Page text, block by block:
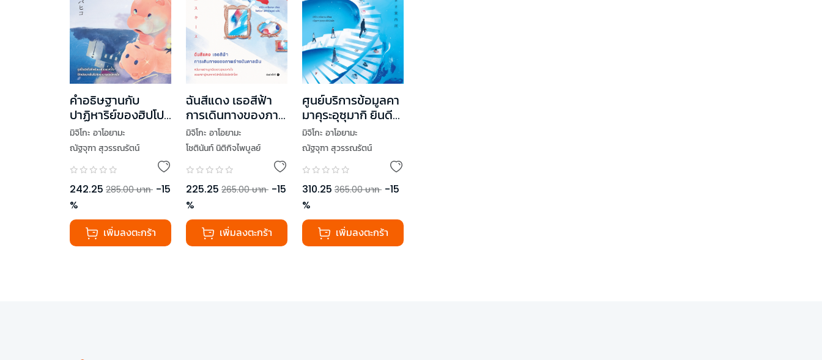
คำอธิษฐานกับ
ปาฏิหาริย์ของฮิปโป
คาบาฮิโกะ
มิจิโกะ อาโอยามะ
ณัฐจุฑา สุวรรณรัตน์
242.25 285.00 บาท -15
%
เพิ่มลงตะกร้า
ฉันสีแดง เธอสีฟ้า
การเดินทางของภาพ
ร่างบันดาลฝัน
มิจิโกะ อาโอยามะ
โชตินันท์ นิติกิจไพบูลย์
225.25 265.00 บาท -15
%
เพิ่มลงตะกร้า
ศูนย์บริการข้อมูลคา
มาคุระอุซุมากิ ยินดี
ต้อนรับคุณผู้พลัด
หลง
มิจิโกะ อาโอยามะ
ณัฐจุฑา สุวรรณรัตน์
310.25 365.00 บาท -15
%
เพิ่มลงตะกร้า